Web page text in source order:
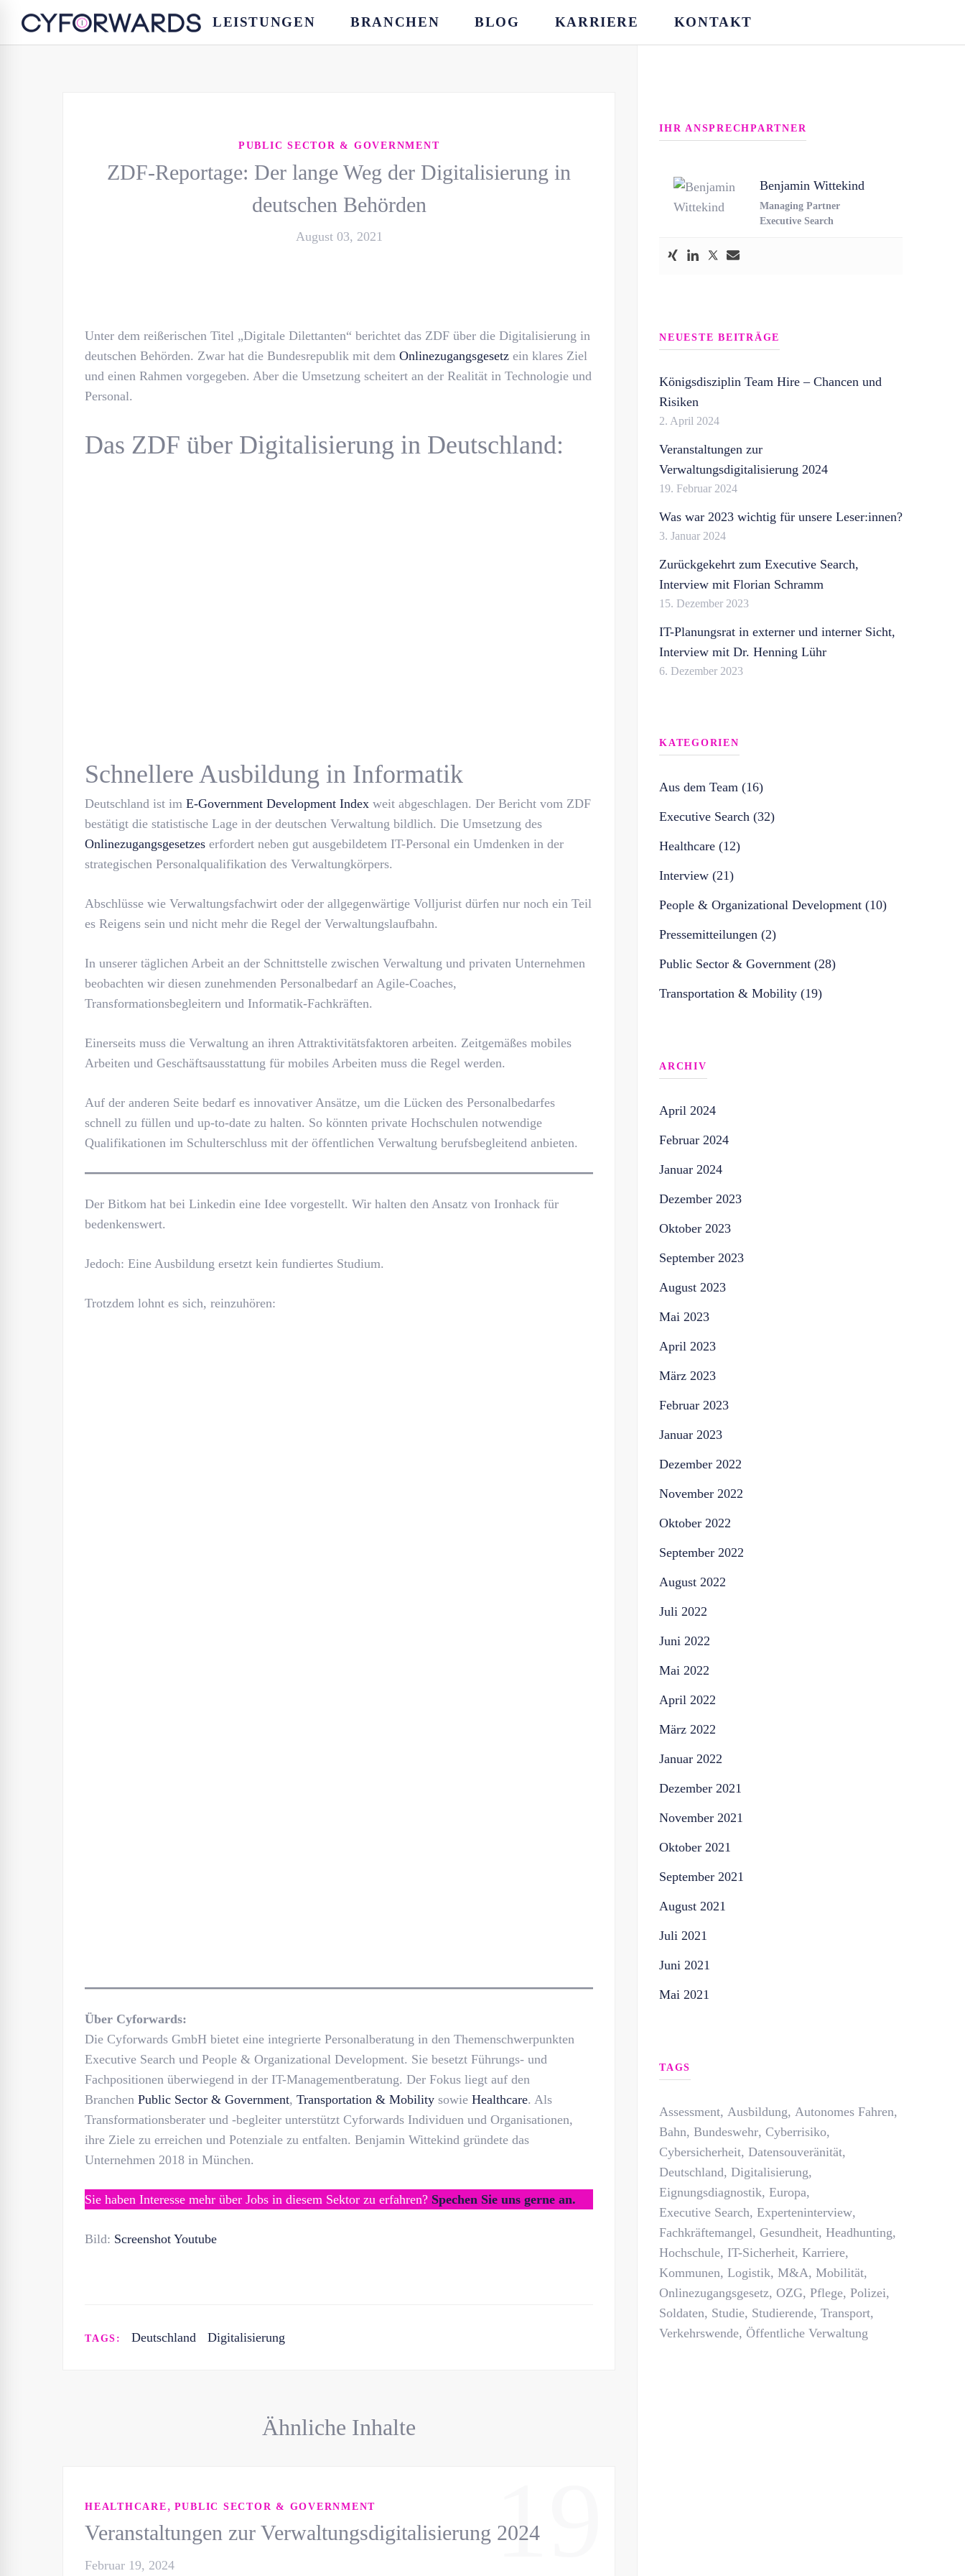
LEISTUNGEN BRANCHEN BLOG KARRIERE KONTAKT
PUBLIC SECTOR & GOVERNMENT
ZDF-Reportage: Der lange Weg der Digitalisierung in
deutschen Behörden
August 03, 2021
Unter dem reißerischen Titel „Digitale Dilettanten“ berichtet das ZDF über die Digitalisierung in
deutschen Behörden. Zwar hat die Bundesrepublik mit dem Onlinezugangsgesetz ein klares Ziel
und einen Rahmen vorgegeben. Aber die Umsetzung scheitert an der Realität in Technologie und
Personal.
Das ZDF über Digitalisierung in Deutschland:
Schnellere Ausbildung in Informatik
Deutschland ist im E-Government Development Index weit abgeschlagen. Der Bericht vom ZDF
bestätigt die statistische Lage in der deutschen Verwaltung bildlich. Die Umsetzung des
Onlinezugangsgesetzes erfordert neben gut ausgebildetem IT-Personal ein Umdenken in der
strategischen Personalqualifikation des Verwaltungkörpers.
Abschlüsse wie Verwaltungsfachwirt oder der allgegenwärtige Volljurist dürfen nur noch ein Teil
es Reigens sein und nicht mehr die Regel der Verwaltungslaufbahn.
In unserer täglichen Arbeit an der Schnittstelle zwischen Verwaltung und privaten Unternehmen
beobachten wir diesen zunehmenden Personalbedarf an Agile-Coaches,
Transformationsbegleitern und Informatik-Fachkräften.
Einerseits muss die Verwaltung an ihren Attraktivitätsfaktoren arbeiten. Zeitgemäßes mobiles
Arbeiten und Geschäftsausstattung für mobiles Arbeiten muss die Regel werden.
Auf der anderen Seite bedarf es innovativer Ansätze, um die Lücken des Personalbedarfes
schnell zu füllen und up-to-date zu halten. So könnten private Hochschulen notwendige
Qualifikationen im Schulterschluss mit der öffentlichen Verwaltung berufsbegleitend anbieten.
Der Bitkom hat bei Linkedin eine Idee vorgestellt. Wir halten den Ansatz von Ironhack für
bedenkenswert.
Jedoch: Eine Ausbildung ersetzt kein fundiertes Studium.
Trotzdem lohnt es sich, reinzuhören:
Über Cyforwards:
Die Cyforwards GmbH bietet eine integrierte Personalberatung in den Themenschwerpunkten
Executive Search und People & Organizational Development. Sie besetzt Führungs- und
Fachpositionen überwiegend in der IT-Managementberatung. Der Fokus liegt auf den
Branchen Public Sector & Government, Transportation & Mobility sowie Healthcare. Als
Transformationsberater und -begleiter unterstützt Cyforwards Individuen und Organisationen,
ihre Ziele zu erreichen und Potenziale zu entfalten. Benjamin Wittekind gründete das
Unternehmen 2018 in München.
Sie haben Interesse mehr über Jobs in diesem Sektor zu erfahren? Spechen Sie uns gerne an.
Bild: Screenshot Youtube
TAGS: Deutschland Digitalisierung
Ähnliche Inhalte
19
HEALTHCARE , PUBLIC SECTOR & GOVERNMENT
Veranstaltungen zur Verwaltungsdigitalisierung 2024
Februar 19, 2024
IHR ANSPRECHPARTNER
Benjamin Wittekind
Managing Partner
Executive Search
NEUESTE BEITRÄGE
Königsdisziplin Team Hire – Chancen und
Risiken
2. April 2024
Veranstaltungen zur
Verwaltungsdigitalisierung 2024
19. Februar 2024
Was war 2023 wichtig für unsere Leser:innen?
3. Januar 2024
Zurückgekehrt zum Executive Search,
Interview mit Florian Schramm
15. Dezember 2023
IT-Planungsrat in externer und interner Sicht,
Interview mit Dr. Henning Lühr
6. Dezember 2023
KATEGORIEN
Aus dem Team (16)
Executive Search (32)
Healthcare (12)
Interview (21)
People & Organizational Development (10)
Pressemitteilungen (2)
Public Sector & Government (28)
Transportation & Mobility (19)
ARCHIV
April 2024
Februar 2024
Januar 2024
Dezember 2023
Oktober 2023
September 2023
August 2023
Mai 2023
April 2023
März 2023
Februar 2023
Januar 2023
Dezember 2022
November 2022
Oktober 2022
September 2022
August 2022
Juli 2022
Juni 2022
Mai 2022
April 2022
März 2022
Januar 2022
Dezember 2021
November 2021
Oktober 2021
September 2021
August 2021
Juli 2021
Juni 2021
Mai 2021
TAGS
Assessment, Ausbildung, Autonomes Fahren,
Bahn, Bundeswehr, Cyberrisiko,
Cybersicherheit, Datensouveränität,
Deutschland, Digitalisierung,
Eignungsdiagnostik, Europa,
Executive Search, Experteninterview,
Fachkräftemangel, Gesundheit, Headhunting,
Hochschule, IT-Sicherheit, Karriere,
Kommunen, Logistik, M&A, Mobilität,
Onlinezugangsgesetz, OZG, Pflege, Polizei,
Soldaten, Studie, Studierende, Transport,
Verkehrswende, Öffentliche Verwaltung